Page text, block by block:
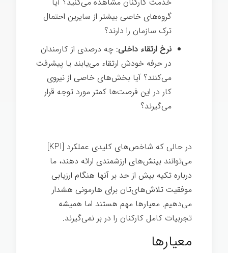
گروه‌های خاصی بیشتر از سایرین احتمال
ترک سازمان را دارند؟
نرخ ارتقاء داخلی: چه درصدی از کارمندان
در حرفه خودش ارتقاء می‌یابند یا پیشرفت
می‌کنند؟ آیا بخش‌های خاصی از نیروی
کار در این فرصت‌ها کمتر مورد توجه قرار
می‌گیرند؟
در حالی که شاخص‌های کلیدی عملکرد [KPI]
می‌توانند بینش‌های ارزشمندی ارائه دهند، ما
درباره تکیه بیش از حد بر آنها هنگام ارزیابی
موفقیت تلاش‌های‌تان برای هارمونی هشدار
می‌دهیم. معیارها مهم هستند اما همیشه
تجربیات کامل کارکنان را در بر نمی‌گیرند.
معیارها